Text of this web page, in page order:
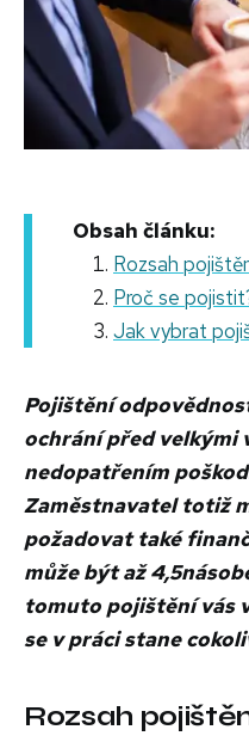
Obsah článku:
Rozsah
Proč se
Jak vybrat
Pojištění
ochrání před velkými
nedopatřením
Zaměstnavatel totiž
požadovat také
může být až
tomuto pojištění vás
se v práci stane
Rozsah